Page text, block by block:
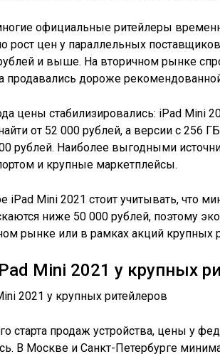
официальные ритейлеры
рост цен у параллельных
и выше. На вторичном рынке
продавались дороже
цены стабилизировались: iPad Mini
от 52 000 рублей, а версии с 256
рублей. Наиболее выгодными
и крупные маркетплейсы.
iPad Mini 2021 стоит учитывать, что
ниже 50 000 рублей, поэтому
рынке или в рамках акций крупных
Mini 2021 у крупных
старта продаж устройства, цены у
В Москве и Санкт-Петербурге